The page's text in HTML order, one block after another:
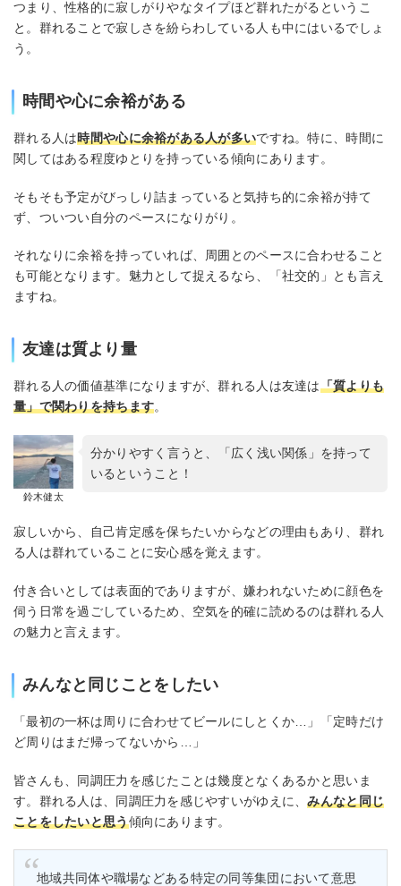
つまり、性格的に寂しがりやなタイプほど群れたがるというこ
と。群れることで寂しさを紛らわしている人も中にはいるでしょ
う。
時間や心に余裕がある
群れる人は時間や心に余裕がある人が多いですね。特に、時間に
関してはある程度ゆとりを持っている傾向にあります。
そもそも予定がびっしり詰まっていると気持ち的に余裕が持て
ず、ついつい自分のペースになりがり。
それなりに余裕を持っていれば、周囲とのペースに合わせること
も可能となります。魅力として捉えるなら、「社交的」とも言え
ますね。
友達は質より量
群れる人の価値基準になりますが、群れる人は友達は「質よりも
量」で関わりを持ちます。
鈴木健太
分かりやすく言うと、「広く浅い関係」を持って
いるということ！
寂しいから、自己肯定感を保ちたいからなどの理由もあり、群れ
る人は群れていることに安心感を覚えます。
付き合いとしては表面的でありますが、嫌われないために顔色を
伺う日常を過ごしているため、空気を的確に読めるのは群れる人
の魅力と言えます。
みんなと同じことをしたい
「最初の一杯は周りに合わせてビールにしとくか…」「定時だけ
ど周りはまだ帰ってないから…」
皆さんも、同調圧力を感じたことは幾度となくあるかと思いま
す。群れる人は、同調圧力を感じやすいがゆえに、みんなと同じ
ことをしたいと思う傾向にあります。
地域共同体や職場などある特定の同等集団において意思